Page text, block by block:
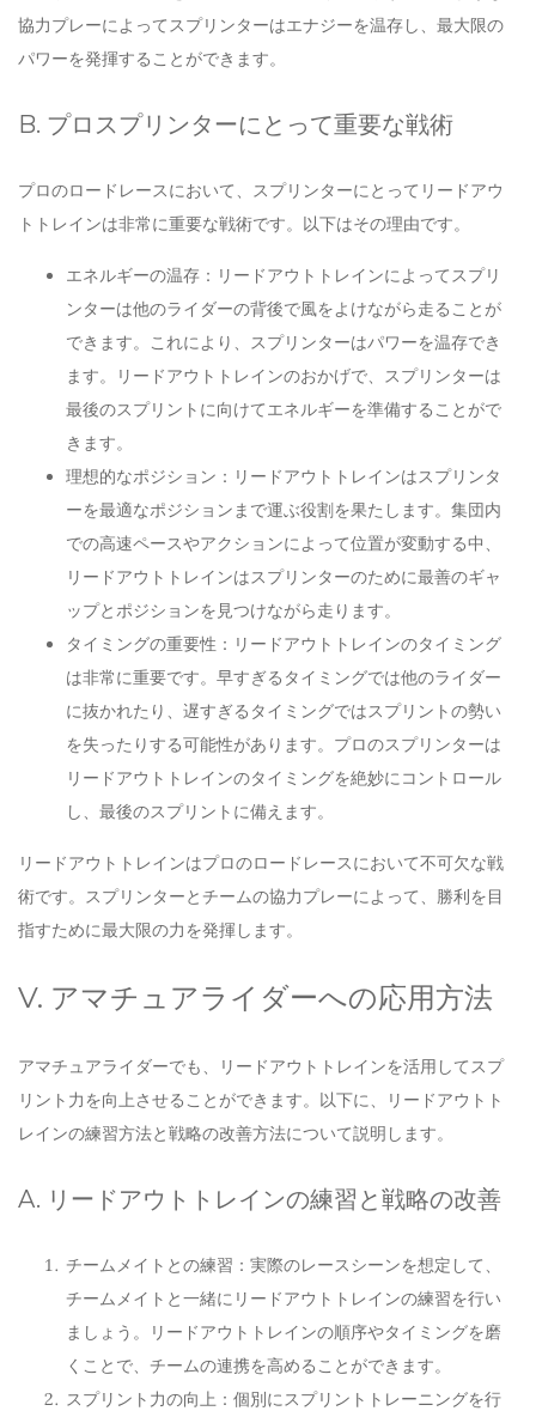
協力プレーによってスプリンターはエナジーを温存し、最大限の
パワーを発揮することができます。
B. プロスプリンターにとって重要な戦術
プロのロードレースにおいて、スプリンターにとってリードアウ
トトレインは非常に重要な戦術です。以下はその理由です。
エネルギーの温存：リードアウトトレインによってスプリ
ンターは他のライダーの背後で風をよけながら走ることが
できます。これにより、スプリンターはパワーを温存でき
ます。リードアウトトレインのおかげで、スプリンターは
最後のスプリントに向けてエネルギーを準備することがで
きます。
理想的なポジション：リードアウトトレインはスプリンタ
ーを最適なポジションまで運ぶ役割を果たします。集団内
での高速ペースやアクションによって位置が変動する中、
リードアウトトレインはスプリンターのために最善のギャ
ップとポジションを見つけながら走ります。
タイミングの重要性：リードアウトトレインのタイミング
は非常に重要です。早すぎるタイミングでは他のライダー
に抜かれたり、遅すぎるタイミングではスプリントの勢い
を失ったりする可能性があります。プロのスプリンターは
リードアウトトレインのタイミングを絶妙にコントロール
し、最後のスプリントに備えます。
リードアウトトレインはプロのロードレースにおいて不可欠な戦
術です。スプリンターとチームの協力プレーによって、勝利を目
指すために最大限の力を発揮します。
V. アマチュアライダーへの応用方法
アマチュアライダーでも、リードアウトトレインを活用してスプ
リント力を向上させることができます。以下に、リードアウトト
レインの練習方法と戦略の改善方法について説明します。
A. リードアウトトレインの練習と戦略の改善
チームメイトとの練習：実際のレースシーンを想定して、
チームメイトと一緒にリードアウトトレインの練習を行い
ましょう。リードアウトトレインの順序やタイミングを磨
くことで、チームの連携を高めることができます。
スプリント力の向上：個別にスプリントトレーニングを行